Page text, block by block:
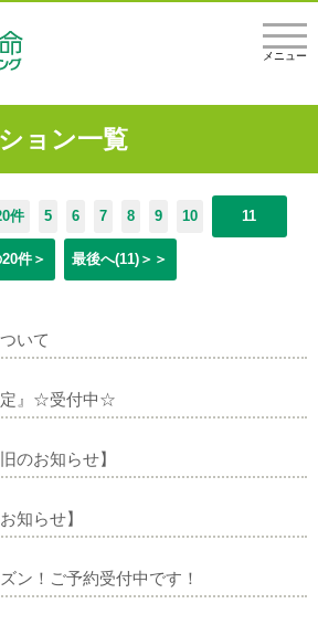
メニュー
ョン一覧
件 5 6 7 8 9 10 11
件＞ 最後へ(11)＞＞
いて
定』☆受付中☆
のお知らせ】
知らせ】
ン！ご予約受付中です！